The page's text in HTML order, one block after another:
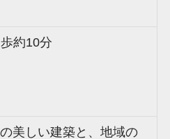
約10分
美しい建築と、地域の